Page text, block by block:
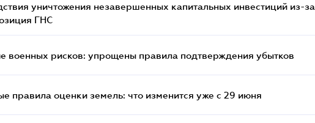
уничтожения незавершенных капитальных инвестиций из-за
ГНС
военных рисков: упрощены правила подтверждения убытков
правила оценки земель: что изменится уже с 29 июня